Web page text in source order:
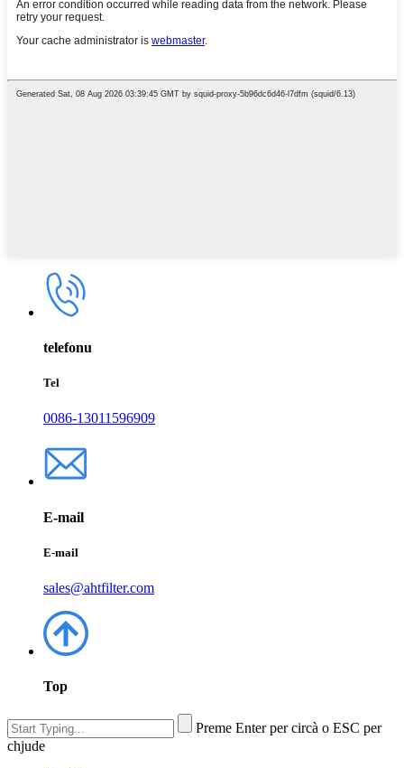
telefonu
Tel
0086-13011596909
E-mail
E-mail
sales@ahtfilter.com
Top
Preme Enter per circà o ESC per
chjude